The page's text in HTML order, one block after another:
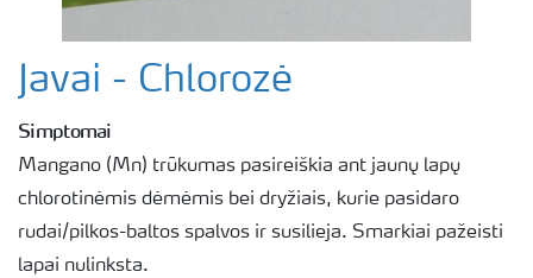
Javai - Chlorozė
Simptomai
Mangano (Mn) trūkumas pasireiškia ant jaunų lapų
chlorotinėmis dėmėmis bei dryžiais, kurie pasidaro
rudai/pilkos-baltos spalvos ir susilieja. Smarkiai pažeisti
lapai nulinksta.